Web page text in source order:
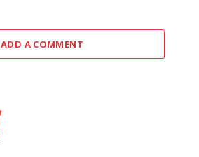
ADD A COMMENT